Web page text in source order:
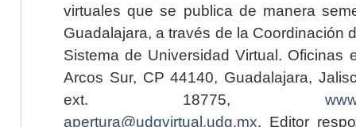
virtuales que se publica de manera
Guadalajara, a través de la Coordinación
Sistema de Universidad Virtual. Oficinas
Arcos Sur, CP 44140, Guadalajara,
ext. 18775,
apertura@udgvirtual.udg.mx. Editor